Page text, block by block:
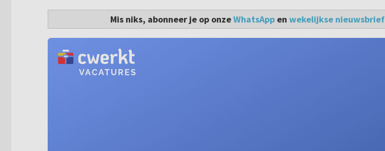
Mis niks, abonneer je op onzeWhatsAppen wekelijkse nieuwsbrief